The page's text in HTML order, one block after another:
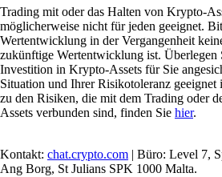
Trading mit oder das Halten von Krypto-
möglicherweise nicht für jeden geeignet.
Wertentwicklung in der Vergangenheit
zukünftige Wertentwicklung ist. Überlegen
Investition in Krypto-Assets für Sie
Situation und Ihrer Risikotoleranz geeignet
zu den Risiken, die mit dem Trading oder
Assets verbunden sind, finden Sie hier.
Kontakt: chat.crypto.com | Büro: Level 7,
Ang Borg, St Julians SPK 1000 Malta.